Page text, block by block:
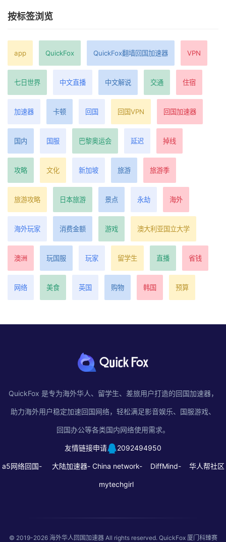
按标签浏览
app QuickFox QuickFox翻墙回国加速器 VPN
七日世界 中文直播 中文解说 交通 住宿
加速器 卡顿 回国 回国VPN 回国加速器
国内 国服 巴黎奥运会 延迟 掉线
攻略 文化 新加坡 旅游 旅游季
旅游攻略 日本旅游 景点 永劫 海外
海外玩家 消费金额 游戏 澳大利亚国立大学
澳洲 玩国服 玩家 留学生 直播 省钱
网络 美食 英国 购物 韩国 预算
QuickFox 是专为海外华人、留学生、差旅用户打造的回国加速器，
助力海外用户稳定加速回国网络，轻松满足影音娱乐、国服游戏、
回国办公等各类国内网络使用需求。
友情链接申请 2092494950
a5网络回国- 大陆加速器- China network- DiffMind- 华人帮社区
mytechgirl
© 2019-2026 海外华人回国加速器All rights reserved. QuickFox 厦门科臻赛